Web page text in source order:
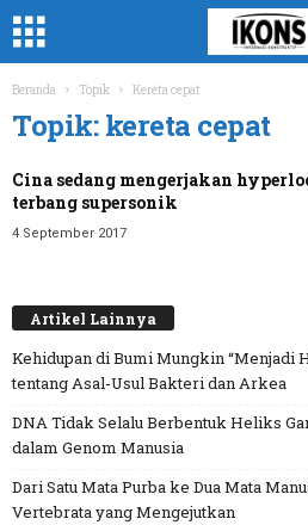
Beranda Topik Kereta cepat
Topik: kereta cepat
Cina sedang mengerjakan
terbang supersonik
4 September 2017
Artikel Lainnya
Kehidupan di Bumi Mungkin “Menjadi
tentang Asal-Usul Bakteri dan Arkea
DNA Tidak Selalu Berbentuk Heliks
dalam Genom Manusia
Dari Satu Mata Purba ke Dua Mata
Vertebrata yang Mengejutkan